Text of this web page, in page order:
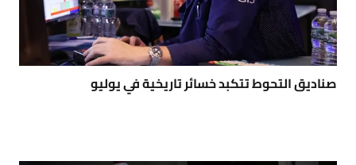
صناديق التحوط تتكبد خسائر تاريخية في يوليو